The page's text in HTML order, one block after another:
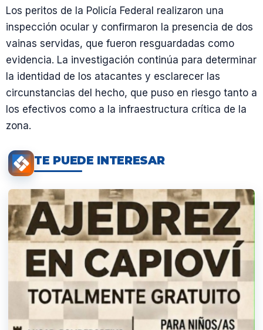
Los peritos de la Policía Federal realizaron una
inspección ocular y confirmaron la presencia de dos
vainas servidas, que fueron resguardadas como
evidencia. La investigación continúa para determinar
la identidad de los atacantes y esclarecer las
circunstancias del hecho, que puso en riesgo tanto a
los efectivos como a la infraestructura crítica de la
zona.
TE PUEDE INTERESAR